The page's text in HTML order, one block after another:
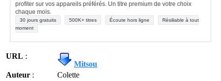
profiter sur vos appareils préférés. Un titre premium de votre choix
chaque mois.
30 jours gratuits 500K+ titres Écoute hors ligne
Résiliable à tout
moment
URL :
Mitsou
Auteur :
Colette